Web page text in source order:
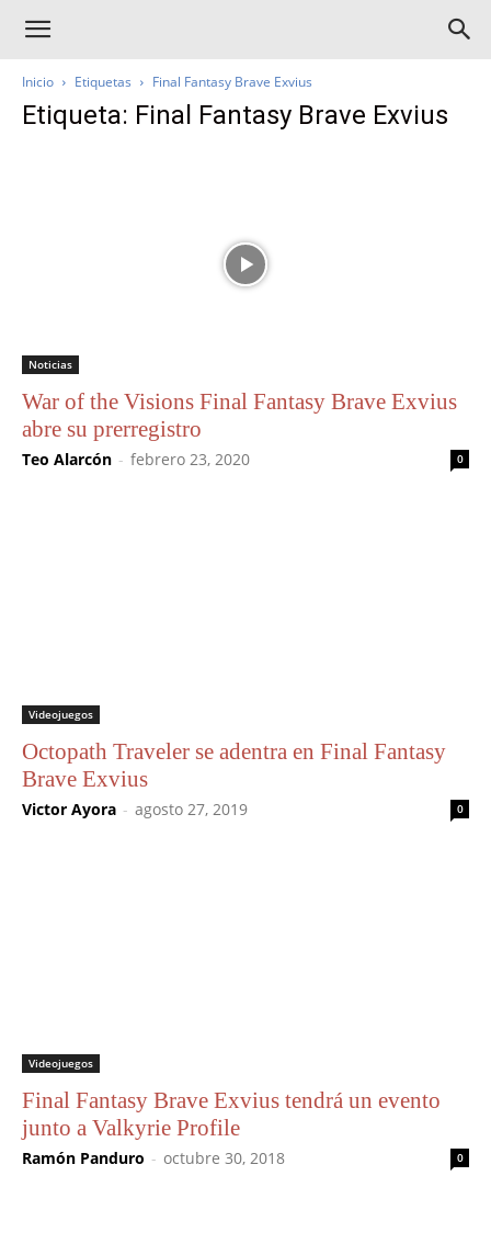
Inicio Etiquetas Final Fantasy Brave Exvius
Etiqueta: Final Fantasy Brave Exvius
Noticias
War of the Visions Final Fantasy Brave Exvius
abre su prerregistro
Teo Alarcón - febrero 23, 2020 0
Videojuegos
Octopath Traveler se adentra en Final Fantasy
Brave Exvius
Victor Ayora - agosto 27, 2019 0
Videojuegos
Final Fantasy Brave Exvius tendrá un evento
junto a Valkyrie Profile
Ramón Panduro - octubre 30, 2018 0